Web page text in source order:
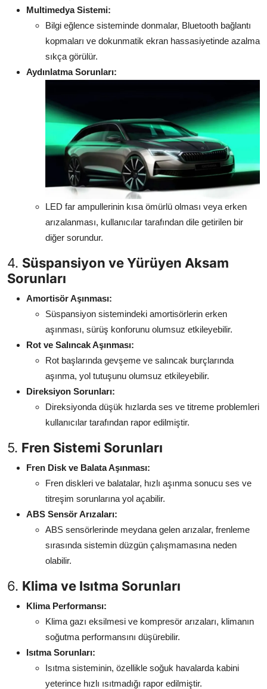
Multimedya Sistemi:
Bilgi eğlence sisteminde donmalar, Bluetooth bağlantı
kopmaları ve dokunmatik ekran hassasiyetinde azalma
sıkça görülür.
Aydınlatma Sorunları:
LED far ampullerinin kısa ömürlü olması veya erken
arızalanması, kullanıcılar tarafından dile getirilen bir
diğer sorundur.
4. Süspansiyon ve Yürüyen Aksam
Sorunları
Amortisör Aşınması:
Süspansiyon sistemindeki amortisörlerin erken
aşınması, sürüş konforunu olumsuz etkileyebilir.
Rot ve Salıncak Aşınması:
Rot başlarında gevşeme ve salıncak burçlarında
aşınma, yol tutuşunu olumsuz etkileyebilir.
Direksiyon Sorunları:
Direksiyonda düşük hızlarda ses ve titreme problemleri
kullanıcılar tarafından rapor edilmiştir.
5. Fren Sistemi Sorunları
Fren Disk ve Balata Aşınması:
Fren diskleri ve balatalar, hızlı aşınma sonucu ses ve
titreşim sorunlarına yol açabilir.
ABS Sensör Arızaları:
ABS sensörlerinde meydana gelen arızalar, frenleme
sırasında sistemin düzgün çalışmamasına neden
olabilir.
6. Klima ve Isıtma Sorunları
Klima Performansı:
Klima gazı eksilmesi ve kompresör arızaları, klimanın
soğutma performansını düşürebilir.
Isıtma Sorunları:
Isıtma sisteminin, özellikle soğuk havalarda kabini
yeterince hızlı ısıtmadığı rapor edilmiştir.